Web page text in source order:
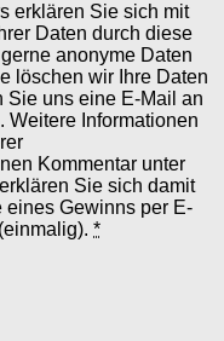
erklären Sie sich mit
Daten durch diese
anonyme Daten
löschen wir Ihre Daten
Sie uns eine E-Mail an
Weitere Informationen
Kommentar unter
Sie sich damit
Gewinns per E-
*